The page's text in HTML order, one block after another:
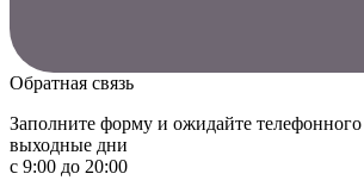
Обратная связь
Заполните форму и ожидайте телефонного
выходные дни
с 9:00 до 20:00